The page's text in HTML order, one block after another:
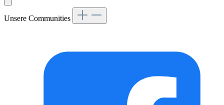
Unsere Communities